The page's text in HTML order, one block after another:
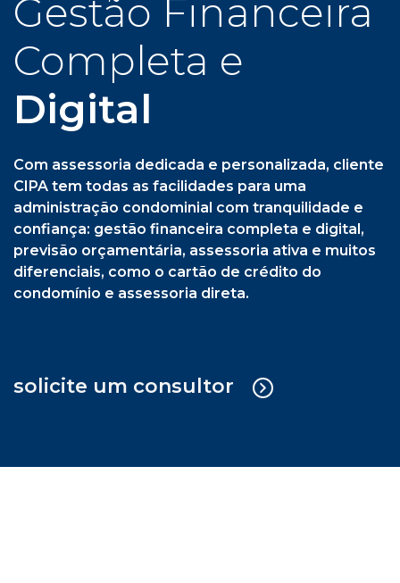
Com assessoria dedicada e personalizada, cliente
CIPA tem todas as facilidades para uma
administração condominial com tranquilidade e
confiança: gestão financeira completa e digital,
previsão orçamentária, assessoria ativa e muitos
condomínio e assessoria direta.
solicite um consultor
Cipa Síndica + Gestão Operacional